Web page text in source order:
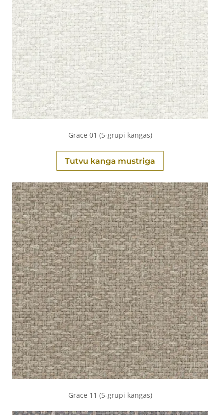
Grace 01 (5-grupi kangas)
Tutvu kanga mustriga
Grace 11 (5-grupi kangas)